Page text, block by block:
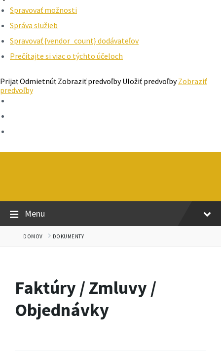
Spravovať možnosti
Správa služieb
Spravovať {vendor_count} dodávateľov
Prečítajte si viac o týchto účeloch
PrijaťOdmietnúť Zobraziť predvoľby Uložiť predvoľby Zobraziť
predvoľby
Menu
DOMOV DOKUMENTY
Faktúry / Zmluvy /
Objednávky